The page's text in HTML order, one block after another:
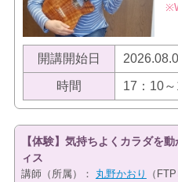
開講開始日
時間 17：10
【体験】気持ちよくカラダを
ィス
講師（所属）： 丸野かおり
（